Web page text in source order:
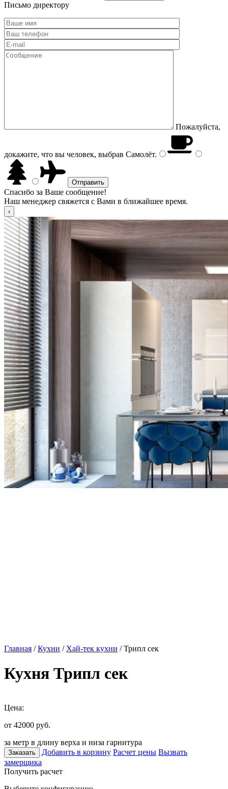
Письмо директору
Пожалуйста,
докажите, что вы человек, выбрав Самолёт.
Спасибо за Ваше сообщение!
Наш менеджер свяжется с Вами в ближайшее время.
Главная /Кухни / Хай-тек кухни / Трипл сек
Кухня Трипл сек
Цена:
от 42000 руб.
за метр в длину верха и низа гарнитура
Заказать Добавить в корзину Расчет цены Вызвать
замерщика
Получить расчет